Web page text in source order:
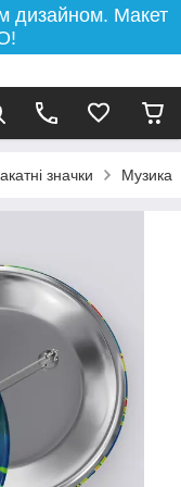
дизайном. Макет
значки Музика